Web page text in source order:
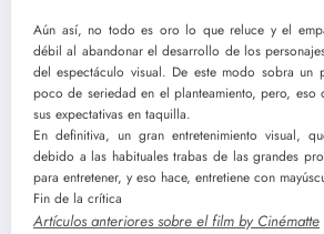
Aún así, no todo es oro lo que reluce y el
débil al abandonar el desarrollo de los
del espectáculo visual. De este modo sobra
poco de seriedad en el planteamiento, pero, eso
sus expectativas en taquilla.
En definitiva, un gran entretenimiento visual,
debido a las habituales trabas de las grandes
para entretener, y eso hace, entretiene con
Fin de la crítica
Artículos anteriores sobre el film by Cinématte